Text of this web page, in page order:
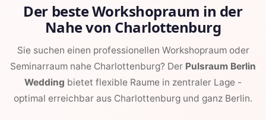
Der beste Workshopraum in der
Nahe von Charlottenburg
Sie suchen einen professionellen Workshopraum oder
Seminarraum nahe Charlottenburg? Der Pulsraum Berlin
Wedding bietet flexible Raume in zentraler Lage -
optimal erreichbar aus Charlottenburg und ganz Berlin.